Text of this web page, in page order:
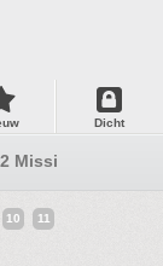
Dicht
Missi
10 11